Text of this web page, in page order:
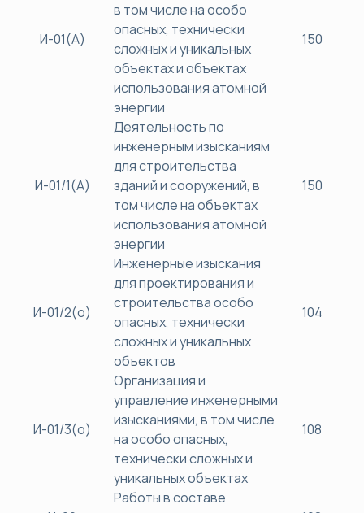
И-01(А)
в том числе на особо
опасных, технически
сложных и уникальных
объектах и объектах
использования атомной
энергии
150
И-01/1(А)
Деятельность по
инженерным изысканиям
для строительства
зданий и сооружений, в
том числе на объектах
использования атомной
энергии
150
И-01/2(о)
Инженерные изыскания
для проектирования и
строительства особо
опасных, технически
сложных и уникальных
объектов
104
И-01/3(о)
Организация и
управление инженерными
изысканиями, в том числе
на особо опасных,
технически сложных и
уникальных объектах
108
Работы в составе